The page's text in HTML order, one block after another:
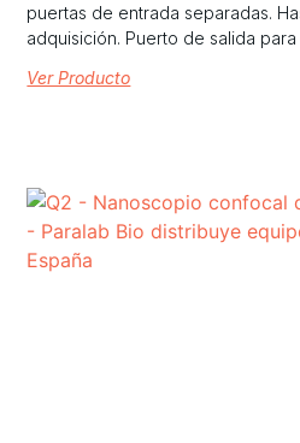
puertas de entrada separadas.
adquisición. Puerto de salida
Ver Producto